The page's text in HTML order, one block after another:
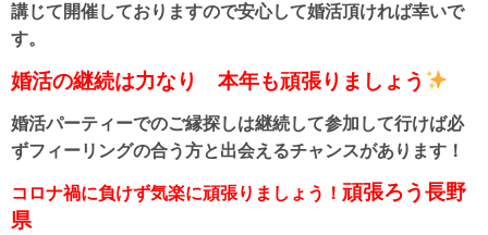
講じて開催しておりますので安心して婚活頂ければ幸いで
す。
婚活の継続は力なり 本年も頑張りましょう
婚活パーティーでのご縁探しは継続して参加して行けば必
ずフィーリングの合う方と出会えるチャンスがあります！
コロナ禍に負けず気楽に頑張りましょう！ 頑張ろう長野
県